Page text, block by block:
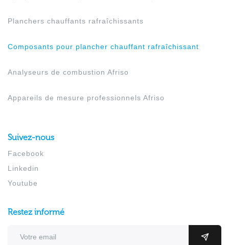
Planchers chauffants rafraîchissants
Composants pour plancher chauffant rafraîchissant
Analyseurs de combustion Afriso
Appareils de mesure professionnels Afriso
Suivez-nous
Facebook
Linkedin
Youtube
Restez informé